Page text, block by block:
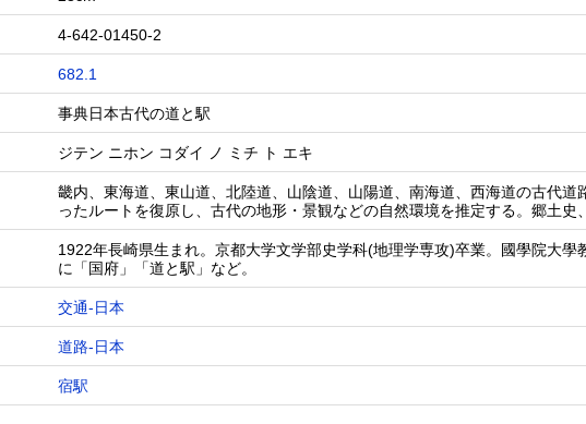
4-642-01450-2
682.1
事典日本古代の道と駅
ジテン ニホン コダイ ノ ミチ ト エキ
畿内、東海道、東山道、北陸道、山陰道、山陽道、南海道、西海道の古代
ったルートを復原し、古代の地形・景観などの自然環境を推定する。郷土史
1922年長崎県生まれ。京都大学文学部史学科(地理学専攻)卒業。國學院大
に「国府」「道と駅」など。
交通-日本
道路-日本
宿駅